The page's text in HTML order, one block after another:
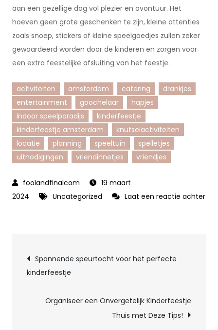
aan een gezellige dag vol plezier en avontuur. Het
hoeven geen grote geschenken te zijn, kleine attenties
zoals snoep, stickers of kleine speelgoedjes zullen zeker
gewaardeerd worden door de kinderen en zorgen voor
een extra feestelijke afsluiting van het feestje.
activiteiten amsterdam catering
drankjes
entertainment
goochelaar
hapjes
indoor speelparadijs
kinderfeestje
kinderfeestje amsterdam
knutselactiviteiten
locatie
planning speeltuin
spelletjes
uitnodigingen
vriendinnetjes vriendjes
19 maart
2024
Uncategorized
Laat een reactie achter
Amsterdam:
Ontdek
Berichtnavigatie
Spannende speurtocht voor het perfecte
kinderfeestje
Organiseer een Onvergetelijk Kinderfeestje
Thuis met Deze Tips!